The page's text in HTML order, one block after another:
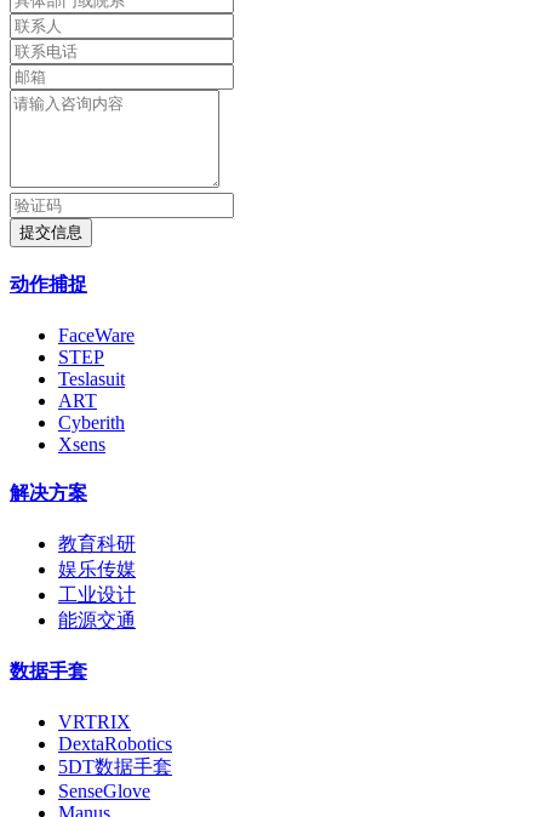
提交信息
动作捕捉
FaceWare
STEP
Teslasuit
ART
Cyberith
Xsens
解决方案
教育科研
娱乐传媒
工业设计
能源交通
数据手套
VRTRIX
DextaRobotics
5DT数据手套
SenseGlove
Manus